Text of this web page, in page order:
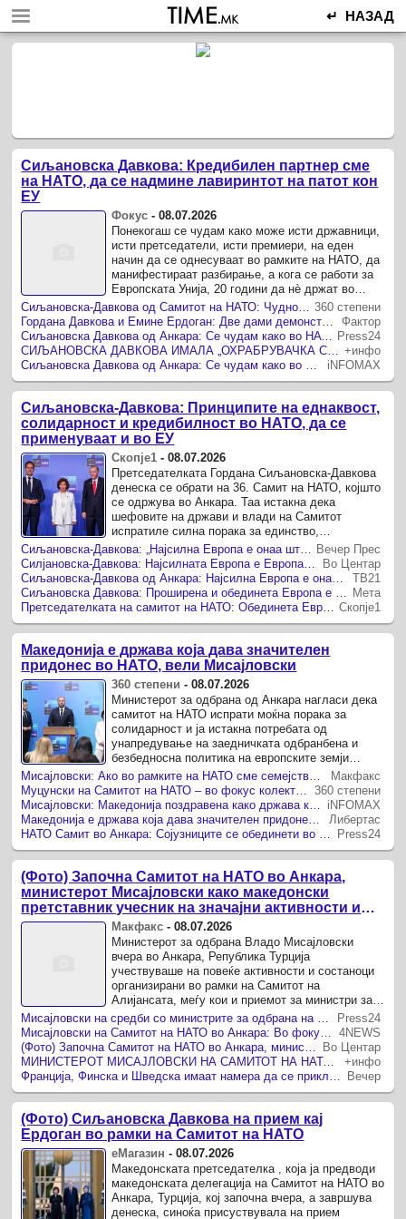
↵ НАЗАД
Сиљановска Давкова: Кредибилен партнер сме
на НАТО, да се надмине лавиринтот на патот кон
ЕУ
Фокус -08.07.2026
Понекогаш се чудам како може исти државници,
исти претседатели, исти премиери, на еден
начин да се однесуваат во рамките на НАТО, да
манифестираат разбирање, а кога се работи за
Европската Унија, 20 години да нè држат во
лавиринтот.
360 степени
Фактор
Сиљановска Давкова од Анкара: Се чудам како во НАТО има разбирање, а ЕУ 20 години нè држи во лавиринтот
Press24
+инфо
iNFOMAX
Сиљановска-Давкова: Принципите на еднаквост,
солидарност и кредибилност во НАТО, да се
применуваат и во ЕУ
Скопје1 -08.07.2026
Претседателката Гордана Сиљановска-Давкова
денеска се обрати на 36. Самит на НАТО, којшто
се одржува во Анкара. Таа истакна дека
шефовите на држави и влади на Самитот
испратиле силна порака за единство,
солидарност и заедничка одговорност на
сојузниците во справување со ...
Вечер Прес
Во Центар
ТВ21
Мета
Скопје1
Македонија е држава која дава значителен
придонес во НАТО, вели Мисајловски
360 степени -08.07.2026
Министерот за одбрана од Анкара нагласи дека
самитот на НАТО испрати моќна порака за
солидарност и ја истакна потребата од
унапредување на заедничката одбранбена и
безбедносна политика на европските земји
Македонија добила големи пофалби од бројни
држави како земја која, и ...
Мисајловски: Ако во рамките на НАТО сме семејство на исто ниво, тоа треба да важи и за ЕУ
Макфакс
Муцунски на Самитот на НАТО – во фокус колективната одбрана, инвестициите и безбедносните предизвици
360 степени
Мисајловски: Македонија поздравена како држава која дава значителен придонес во НАТО iNFOMAX
Македонија е држава која дава значителен придонес во НАТО, вели Мисајловски
Либертас
НАТО Самит во Анкара: Сојузниците се обединети во нивната основна цел – заштита на секоја педа НАТО територија
Press24
(Фото) Започна Самитот на НАТО во Анкара,
министерот Мисајловски како македонски
претставник учесник на значајни активности и
состаноци
Макфакс -08.07.2026
Министерот за одбрана Владо Мисајловски
вчера во Анкара, Република Турција
учествуваше на повеќе активности и состаноци
организирани во рамки на Самитот на
Алијансата, меѓу кои и приемот за министри за
одбрана, организиран од турскиот министер за
национална одбрана, Јашар Ѓулер, ...
Мисајловски на средби со министрите за одбрана на НАТО: Во фокус модернизацијата на Армијата
Press24
Мисајловски на Самитот на НАТО во Анкара: Во фокус модернизацијата на Армијата и регионалната безбедност
4NEWS
(Фото) Започна Самитот на НАТО во Анкара, министерот Мисајловски како македонски претставник учесник на значајни активности и состаноци
Во Центар
МИНИСТЕРОТ МИСАЈЛОВСКИ НА САМИТОТ НА НАТО ВО АНКАРА „Нема силна одбрана без силна одбранбена индустрија!”
+инфо
Франција, Финска и Шведска имаат намера да се приклучат кон NATO Flight Training Europe
Вечер
(Фото) Сиљановска Давкова на прием кај
Ердоган во рамки на Самитот на НАТО
еМагазин -08.07.2026
Македонската претседателка , која ја предводи
македонската делегација на Самитот на НАТО во
Анкара, Турција, кој започна вчера, а завршува
денеска, синоќа присуствувала на прием